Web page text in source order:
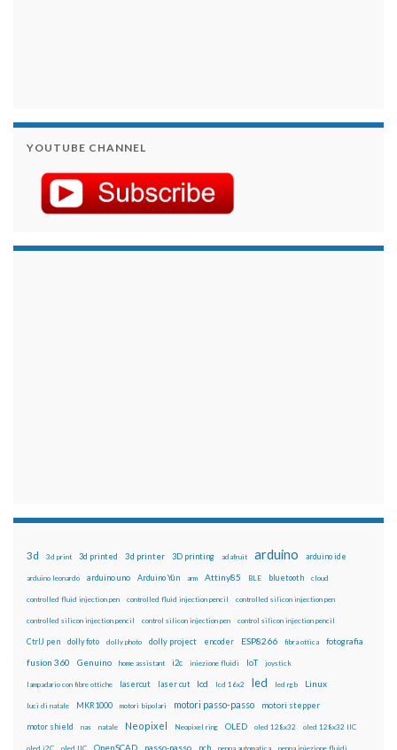
YOUTUBE CHANNEL
3d 3d print 3d printed 3d printer 3D printing adafruit arduino arduino ide
arduino leonardo arduino uno Arduino Yún arm Attiny85 BLE bluetooth cloud
controlled fluid injection pen controlled fluid injection pencil controlled silicon injection pen
controlled silicon injection pencil control silicon injection pen control silicon injection pencil
CtrlJ pen dolly foto dolly photo dolly project encoder ESP8266 fibra ottica fotografia
fusion 360 Genuino home assistant i2c iniezione fluidi IoT joystick
lampadario con fibre ottiche lasercut laser cut lcd lcd 16x2 led led rgb Linux
luci di natale MKR1000 motori bipolari motori passo-passo motori stepper
motor shield nas natale Neopixel Neopixel ring OLED oled 128x32 oled 128x32 IIC
oled i2C oled IIC OpenSCAD passo-passo pcb penna automatica penna iniezione fluidi